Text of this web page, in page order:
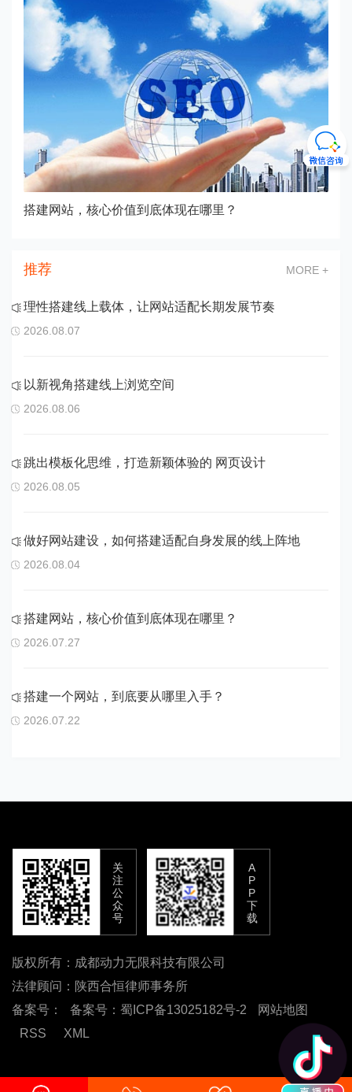
搭建网站，核心价值到底体现在哪里？
推荐 MORE +
理性搭建线上载体，让网站适配长期发展节奏
2026.08.07
以新视角搭建线上浏览空间
2026.08.06
跳出模板化思维，打造新颖体验的 网页设计
2026.08.05
做好网站建设，如何搭建适配自身发展的线上阵地
2026.08.04
搭建网站，核心价值到底体现在哪里？
2026.07.27
搭建一个网站，到底要从哪里入手？
2026.07.22
关
注
公
众
号
A
P
P
下
载
版权所有：成都动力无限科技有限公司
法律顾问：陕西合恒律师事务所
备案号：
备案号：蜀ICP备13025182号-2
网站地图
RSS
XML